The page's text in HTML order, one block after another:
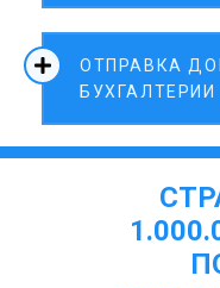
ОТПРАВКА
БУХГАЛТЕРИИ